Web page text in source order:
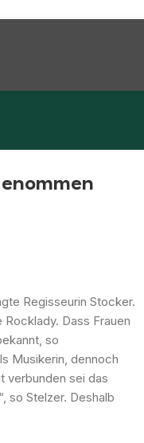
Regisseurin Stocker.
Dass Frauen
so
Musikerin, dennoch
verbunden sei das
so Stelzer. Deshalb